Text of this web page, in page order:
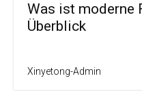
Was ist moderne
Überblick
Xinyetong-Admin